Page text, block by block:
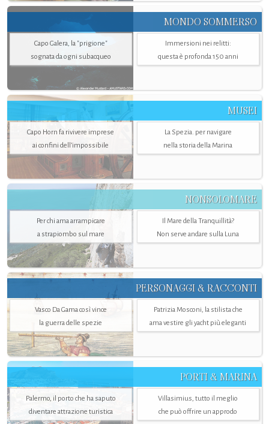
MONDO SOMMERSO
Capo Galera, la "prigione"
sognata da ogni subacqueo
Immersioni nei relitti:
questa è profonda 150 anni
MUSEI
Capo Horn fa rivivere imprese
ai confini dell’impossibile
La Spezia. per navigare
nella storia della Marina
NONSOLOMARE
Per chi ama arrampicare
a strapiombo sul mare
Il Mare della Tranquillità?
Non serve andare sulla Luna
PERSONAGGI & RACCONTI
Vasco Da Gama così vince
la guerra delle spezie
Patrizia Mosconi, la stilista che
ama vestire gli yacht più eleganti
PORTI & MARINA
Palermo, il porto che ha saputo
diventare attrazione turistica
Villasimius, tutto il meglio
che può offrire un approdo